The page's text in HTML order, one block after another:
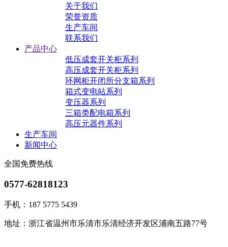
关于我们
荣誉资质
生产车间
联系我们
产品中心
低压成套开关柜系列
高压成套开关柜系列
环网柜开闭所分支箱系列
箱式变电站系列
变压器系列
三箱类配电箱系列
高压元器件系列
生产车间
新闻中心
全国免费热线
0577-62818123
手机：187 5775 5439
地址：浙江省温州市乐清市乐清经济开发区浦南五路77号